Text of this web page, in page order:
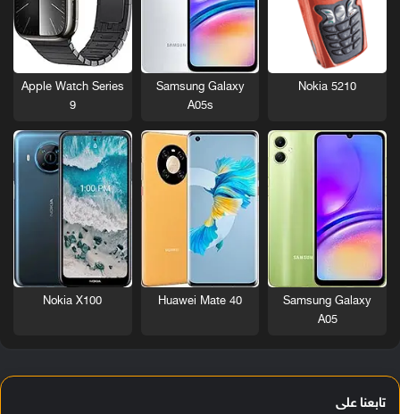
Nokia 5210
Samsung Galaxy
A05s
Apple Watch Series
9
Samsung Galaxy
A05
Huawei Mate 40
Nokia X100
تابعنا على